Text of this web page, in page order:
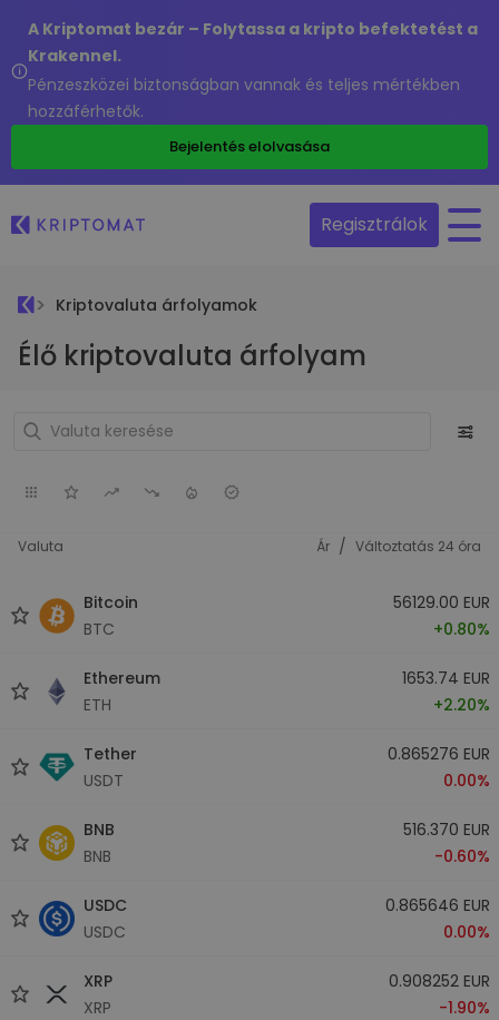
A Kriptomat bezár – Folytassa a kripto befektetést a
Krakennel.
Pénzeszközei biztonságban vannak és teljes mértékben
hozzáférhetők.
Bejelentés elolvasása
Regisztrálok
Kriptovaluta árfolyamok
Élő kriptovaluta árfolyam
Valuta Ár / Változtatás 24 óra
Bitcoin
BTC
56129.00 EUR
+0.80%
Ethereum
ETH
1653.74 EUR
+2.20%
Tether
USDT
0.865276 EUR
0.00%
BNB
BNB
516.370 EUR
-0.60%
USDC
USDC
0.865646 EUR
0.00%
XRP
XRP
0.908252 EUR
-1.90%